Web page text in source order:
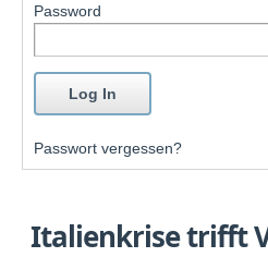
Password
Passwort vergessen?
Italienkrise trifft